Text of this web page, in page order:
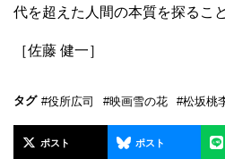
代を超えた人間の本質を探るこ
［佐藤 健一］
タグ #役所広司 #映画雪の花 #松坂桃
ポスト ポスト